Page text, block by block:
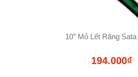
10” Mỏ Lết Răng
194.000₫